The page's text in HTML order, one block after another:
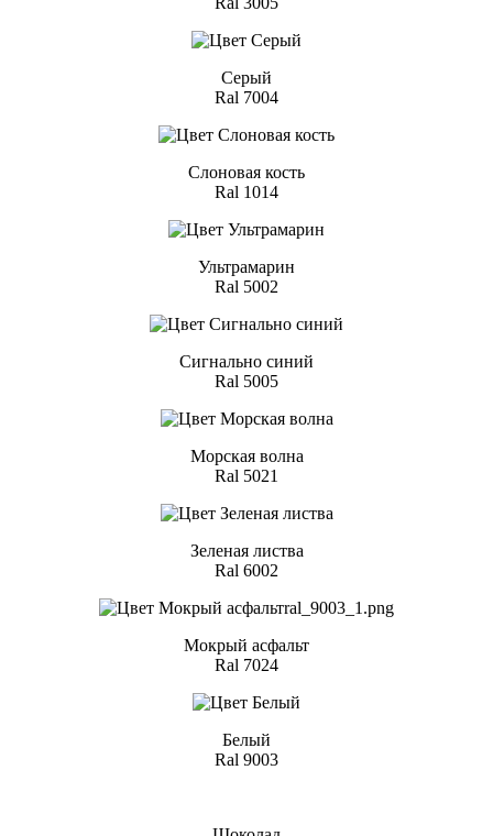
Серый
Ral 7004
Слоновая кость
Ral 1014
Ультрамарин
Ral 5002
Сигнально синий
Ral 5005
Морская волна
Ral 5021
Зеленая листва
Ral 6002
Мокрый асфальт
Ral 7024
Белый
Ral 9003